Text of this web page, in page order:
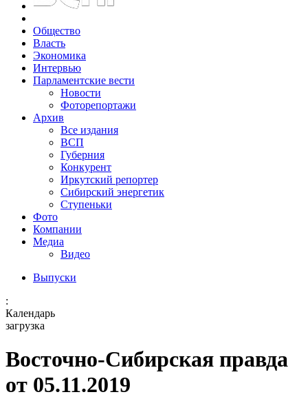
Общество
Власть
Экономика
Интервью
Парламентские вести
Новости
Фоторепортажи
Архив
Все издания
ВСП
Губерния
Конкурент
Иркутский репортер
Сибирский энергетик
Ступеньки
Фото
Компании
Медиа
Видео
Выпуски
:
Календарь
загрузка
Восточно-Сибирская правда
от 05.11.2019